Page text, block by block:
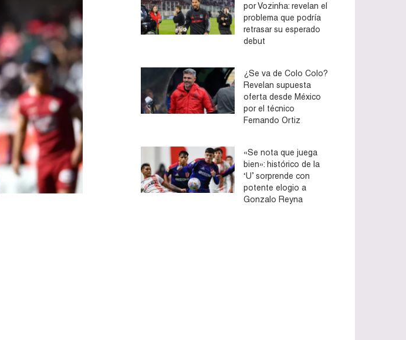
por Vozinha: revelan el
problema que podría
retrasar su esperado
debut
¿Se va de Colo Colo?
Revelan supuesta
oferta desde México
por el técnico
Fernando Ortiz
«Se nota que juega
bien»: histórico de la
‘U’ sorprende con
potente elogio a
Gonzalo Reyna